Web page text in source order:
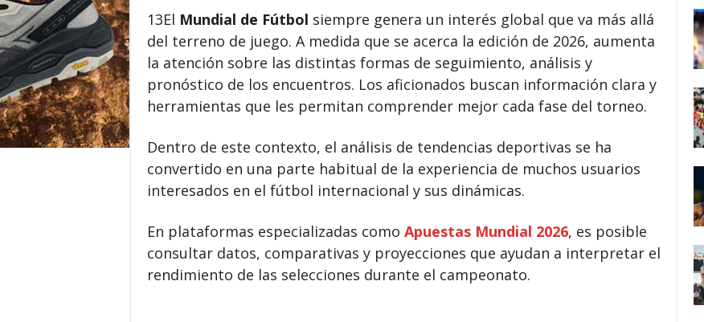
13El Mundial de Fútbol siempre genera un interés global que va más allá
del terreno de juego. A medida que se acerca la edición de 2026, aumenta
la atención sobre las distintas formas de seguimiento, análisis y
pronóstico de los encuentros. Los aficionados buscan información clara y
herramientas que les permitan comprender mejor cada fase del torneo.
Dentro de este contexto, el análisis de tendencias deportivas se ha
convertido en una parte habitual de la experiencia de muchos usuarios
interesados en el fútbol internacional y sus dinámicas.
En plataformas especializadas como Apuestas Mundial 2026, es posible
consultar datos, comparativas y proyecciones que ayudan a interpretar el
rendimiento de las selecciones durante el campeonato.